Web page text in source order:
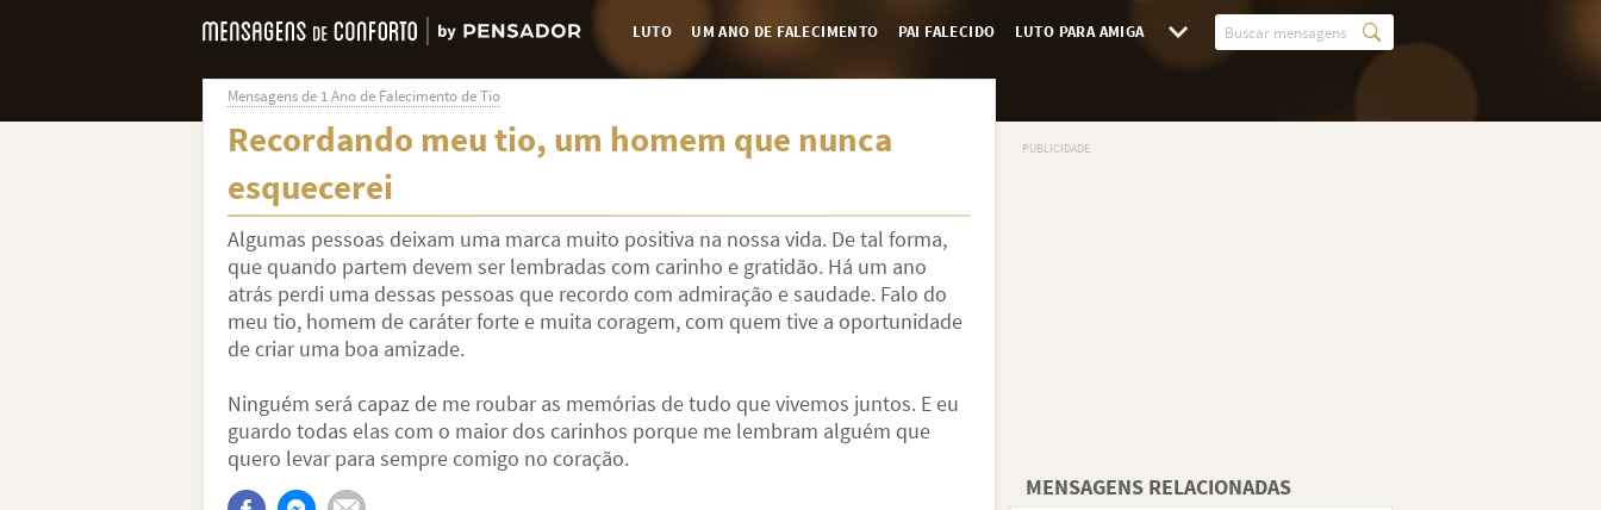
LUTO UM ANO DE FALECIMENTO PAI FALECIDO LUTO PARA AMIGA
Mensagens de 1 Ano de Falecimento de Tio
Recordando meu tio, um homem que nunca
esquecerei
Algumas pessoas deixam uma marca muito positiva na nossa vida. De tal forma,
que quando partem devem ser lembradas com carinho e gratidão. Há um ano
atrás perdi uma dessas pessoas que recordo com admiração e saudade. Falo do
meu tio, homem de caráter forte e muita coragem, com quem tive a oportunidade
de criar uma boa amizade.
Ninguém será capaz de me roubar as memórias de tudo que vivemos juntos. E eu
guardo todas elas com o maior dos carinhos porque me lembram alguém que
quero levar para sempre comigo no coração.
MENSAGENS RELACIONADAS